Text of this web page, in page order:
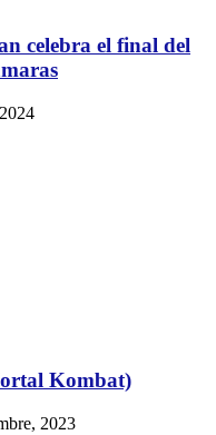
celebra el final del
Kombat)
2023